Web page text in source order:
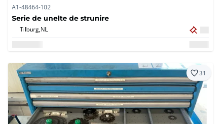
A1-48464-102
Serie de unelte de strunire
Tilburg,NL
31